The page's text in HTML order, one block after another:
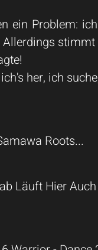
ein Problem:
her, ich
Roots...
Läuft Hier